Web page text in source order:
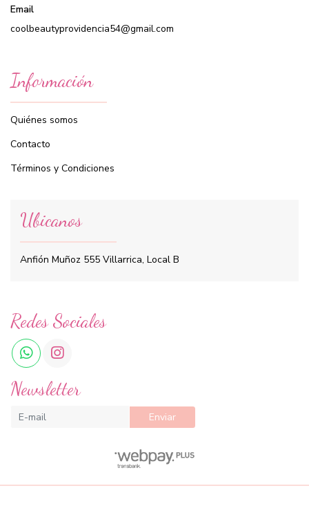
Email
coolbeautyprovidencia54@gmail.com
Información
Quiénes somos
Contacto
Términos y Condiciones
Ubicanos
Anfión Muñoz 555 Villarrica, Local B
Redes Sociales
Newsletter
Enviar